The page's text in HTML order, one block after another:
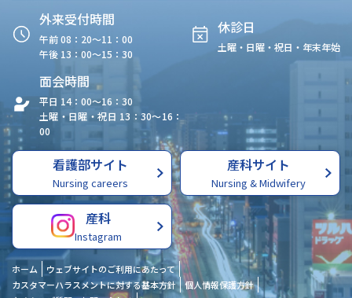
外来受付時間
午前 08：20〜11：00
午後 13：00〜15：30
休診日
土曜・日曜・祝日・年末年始
面会時間
平日 14：00〜16：30
土曜・日曜・祝日 13：30〜16：
00
看護部サイト
Nursing careers
産科サイト
Nursing & Midwifery
産科
Instagram
ホーム
ウェブサイトのご利用にあたって
カスタマーハラスメントに対する基本方針
個人情報保護方針